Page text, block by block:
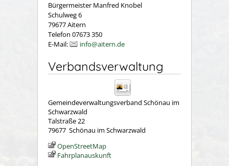
Bürgermeister Manfred Knobel
Schulweg 6
79677 Aitern
Telefon 07673 350
E-Mail:
info@aitern.de
Verbandsverwaltung
Gemeindeverwaltungsverband Schönau im
Schwarzwald
Talstraße 22
79677 Schönau im Schwarzwald
OpenStreetMap
Fahrplanauskunft